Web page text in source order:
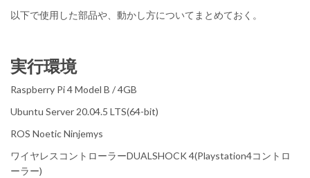
以下で使用した部品や、動かし方についてまとめておく。
実行環境
Raspberry Pi 4 Model B / 4GB
Ubuntu Server 20.04.5 LTS(64-bit)
ROS Noetic Ninjemys
ワイヤレスコントローラーDUALSHOCK 4(Playstation4コントロ
ーラー)